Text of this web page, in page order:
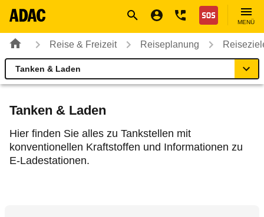
Nothilfe
MENÜ
Reise & Freizeit Reiseplanung
Finnland
Tanken & Laden
Einreise
Fahrzeug
Tanken & Laden
Hier finden Sie alles zu Tankstellen mit
konventionellen Kraftstoffen und Informationen zu
E-Ladestationen.